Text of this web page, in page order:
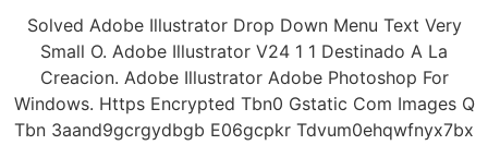
Solved Adobe Illustrator Drop Down Menu Text Very
Small O. Adobe Illustrator V24 1 1 Destinado A La
Creacion. Adobe Illustrator Adobe Photoshop For
Windows. Https Encrypted Tbn0 Gstatic Com Images Q
Tbn 3aand9gcrgydbgb E06gcpkr Tdvum0ehqwfnyx7bx